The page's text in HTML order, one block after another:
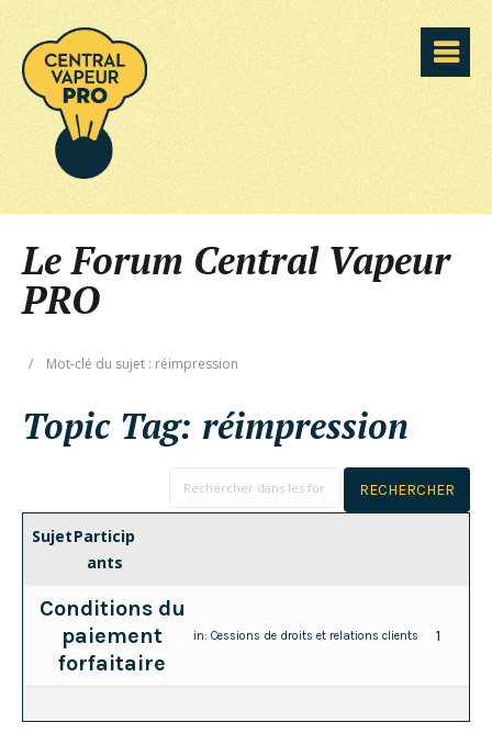
Le Forum Central Vapeur
PRO
/ Mot-clé du sujet : réimpression
Topic Tag: réimpression
SujetParticip
ants
Conditions du
paiement
forfaitaire
in: Cessions de droits et relations clients 1